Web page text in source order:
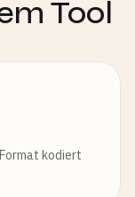
Tool
kodiert